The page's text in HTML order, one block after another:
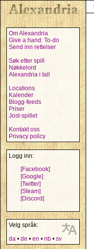
Om Alexandria
Give a hand: To-do
Send inn rettelser
Søk etter spill
Nøkkelord
Alexandria i tall
Locations
Kalender
Blogg-feeds
Priser
Jost-spillet
Kontakt oss
Privacy policy
Logg inn:
[Facebook]
[Google]
[Twitter]
[Steam]
[Discord]
Velg språk:
da • de • en • nb • sv